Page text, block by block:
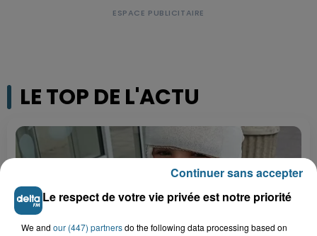
LE TOP DE L'ACTU
Le respect de votre vie privée est notre priorité
We and our (447) partnersdo the following data processing based on
Continuer sans accepter